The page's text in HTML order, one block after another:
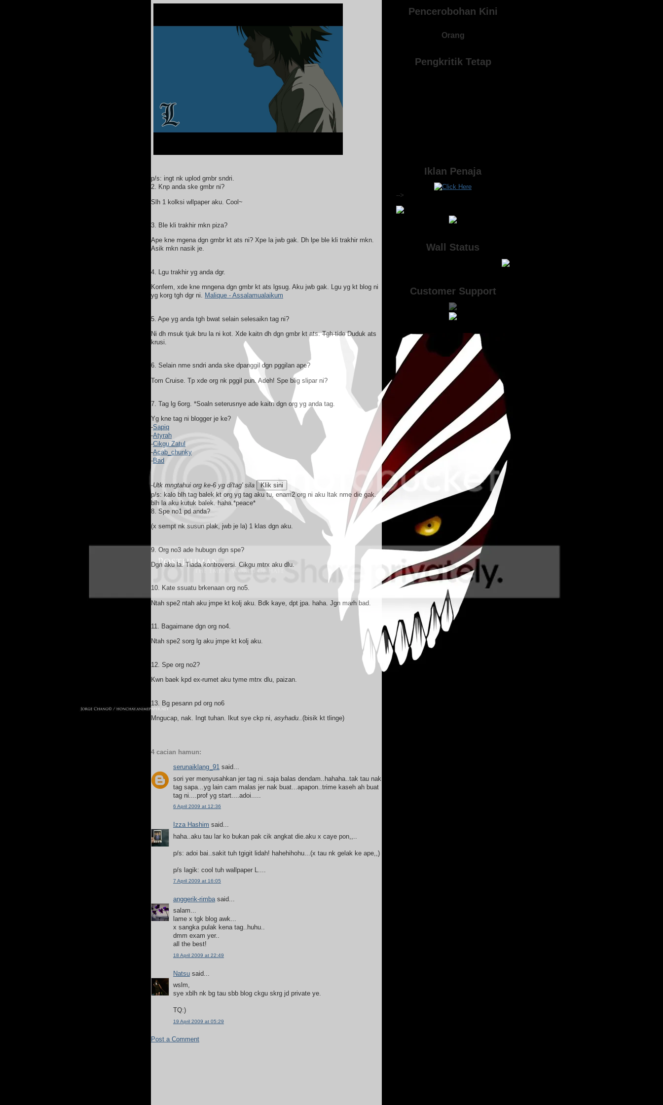
p/s: ingt nk uplod gmbr sndri.
2. Knp anda ske gmbr ni?
Slh 1 kolksi wllpaper aku. Cool~
3. Ble kli trakhir mkn piza?
Ape kne mgena dgn gmbr kt ats ni? Xpe la jwb gak. Dh lpe ble kli trakhir mkn.
Asik mkn nasik je.
4. Lgu trakhir yg anda dgr.
Konfem, xde kne mngena dgn gmbr kt ats lgsug. Aku jwb gak. Lgu yg kt blog ni
yg korg tgh dgr ni. Malique - Assalamualaikum
5. Ape yg anda tgh bwat selain selesaikn tag ni?
Ni dh msuk tjuk bru la ni kot. Xde kaitn dh dgn gmbr kt ats.Tgh tidoDuduk ats
krusi.
6. Selain nme sndri anda ske dpanggil dgn pggilan ape?
Tom Cruise. Tp xde org nk pggil pun. Adeh! Spe blig slipar ni?
7. Tag lg 6org. *Soaln seterusnye ade kaitn dgn org yg anda tag.
Yg kne tag ni blogger je ke?
-Sapiq
-Atyrah
-Cikgu Zatul
-Acab_chunky
-Bad
-Utk mngtahui org ke-6 yg di'tag' sila
Klik sini
p/s: kalo blh tag balek kt org yg tag aku tu, enam2 org ni aku ltak nme die gak.
blh la aku kutuk balek. haha.*peace*
8. Spe no1 pd anda?
(x sempt nk susun plak, jwb je la) 1 klas dgn aku.
9. Org no3 ade hubugn dgn spe?
Dgn aku la. Tiada kontroversi. Cikgu mtrx aku dlu.
10. Kate ssuatu brkenaan org no5.
Ntah spe2 ntah aku jmpe kt kolj aku. Bdk kaye, dpt jpa. haha. Jgn marh bad.
11. Bagaimane dgn org no4.
Ntah spe2 sorg lg aku jmpe kt kolj aku.
12. Spe org no2?
Kwn baek kpd ex-rumet aku tyme mtrx dlu, paizan.
13. Bg pesann pd org no6
Mngucap, nak. Ingt tuhan. Ikut sye ckp ni, asyhadu.. (bisik kt tlinge)
4 cacian hamun:
serunaiklang_91 said...
sori yer menyusahkan jer tag ni..saja balas dendam..hahaha..tak tau nak
tag sapa...yg lain cam malas jer nak buat...apapon..trime kaseh ah buat
tag ni....prof yg start....adoi.....
6 April 2009 at 12:36
Izza Hashim said...
haha..aku tau lar ko bukan pak cik angkat die.aku x caye pon,,..
p/s: adoi bai..sakit tuh tgigit lidah! hahehihohu...(x tau nk gelak ke ape,,)
p/s lagik: cool tuh wallpaper L....
7 April 2009 at 16:05
anggerik-rimba said...
salam...
lame x tgk blog awk...
x sangka pulak kena tag..huhu..
dmm exam yer..
all the best!
18 April 2009 at 22:49
Natsu said...
wslm,
sye xblh nk bg tau sbb blog ckgu skrg jd private ye.
TQ:)
19 April 2009 at 05:29
Post a Comment
Pencerobohan Kini
Orang
Pengkritik Tetap
Iklan Penaja
-->
Wall Status
Customer Support